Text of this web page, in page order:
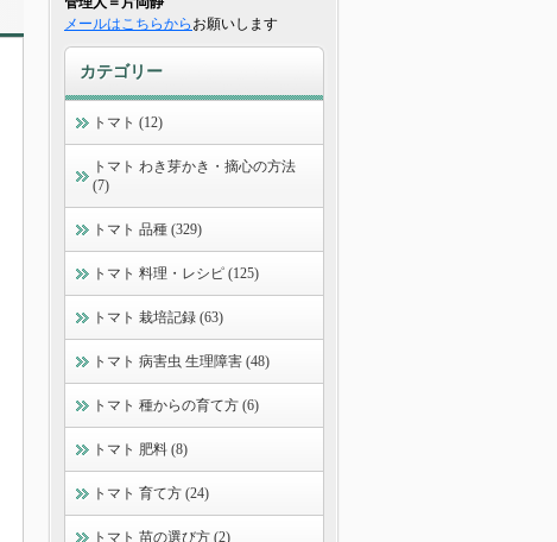
メールはこちらから お願いします
カテゴリー
トマト (12)
トマト わき芽かき・摘心の方法
(7)
トマト 品種 (329)
トマト 料理・レシピ (125)
トマト 栽培記録 (63)
トマト 病害虫 生理障害 (48)
トマト 種からの育て方 (6)
トマト 肥料 (8)
トマト 育て方 (24)
トマト 苗の選び方 (2)